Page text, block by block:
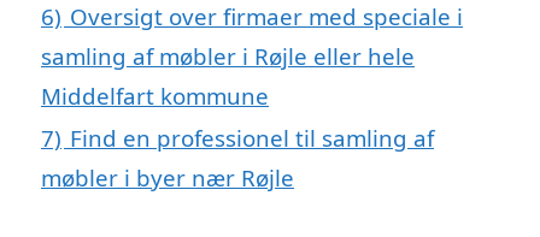
6) Oversigt over firmaer med speciale i
samling af møbler i Røjle eller hele
Middelfart kommune
7) Find en professionel til samling af
møbler i byer nær Røjle